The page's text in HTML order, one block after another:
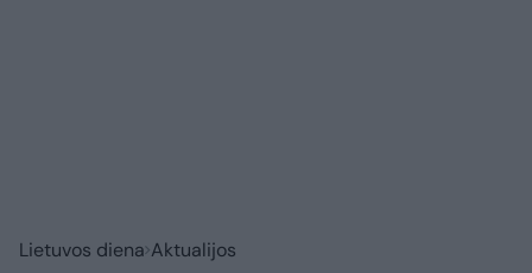
Lietuvos diena Aktualijos